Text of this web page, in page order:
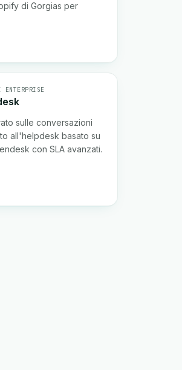
di Gorgias per
sulle conversazioni
all'helpdesk basato su
con SLA avanzati.